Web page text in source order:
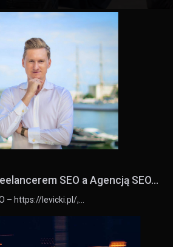
SEO a Agencją SEO...
– https://levicki.pl/,…